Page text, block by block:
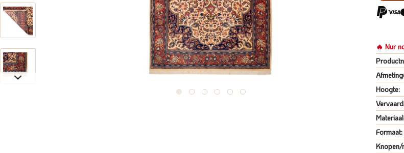
🔥 Nur
Hoogte:
Formaat:
Knopen/